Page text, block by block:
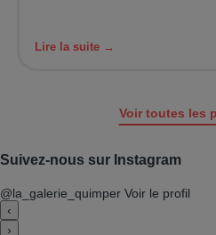
Lire la suite →
Voir toutes les
Suivez-nous sur Instagram
@la_galerie_quimper Voir le profil
‹
›